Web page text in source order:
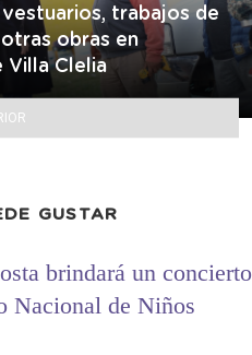
trabajos de
obras en
Villa Clelia
GUSTAR
brindará un concierto
Nacional de Niños